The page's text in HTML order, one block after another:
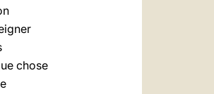
chose